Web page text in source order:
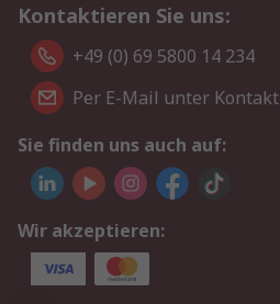
Kontaktieren Sie uns:
+49 (0) 69 5800 14 234
Per E-Mail unter Kontakt
Sie finden uns auch auf:
Wir akzeptieren: